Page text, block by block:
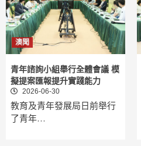
澳聞
青年諮詢小組舉行全體會議 模
擬提案匯報提升實踐能力
2026-06-30
教育及青年發展局日前舉行
了青年…